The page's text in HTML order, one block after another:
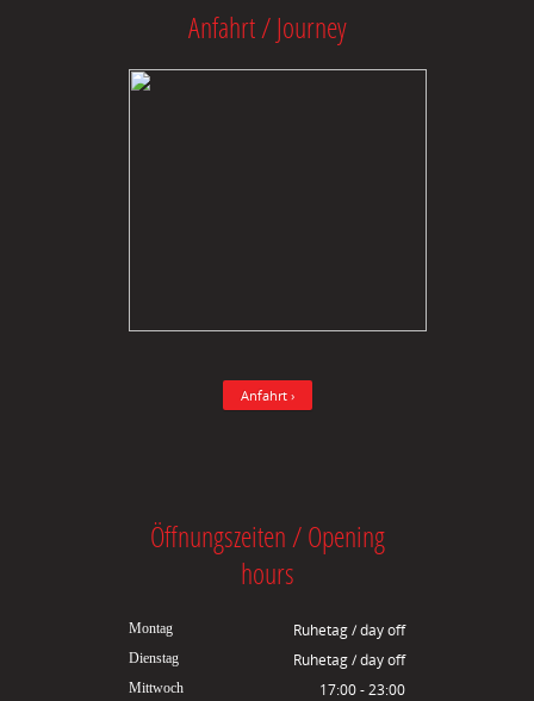
Anfahrt / Journey
Anfahrt ›
Öffnungszeiten / Opening
hours
Montag Ruhetag / day off
Dienstag Ruhetag / day off
Mittwoch 17:00 - 23:00